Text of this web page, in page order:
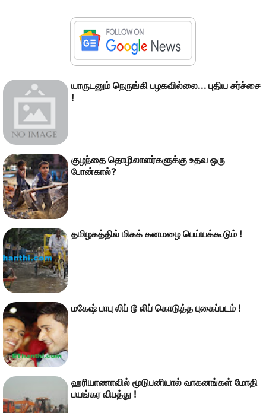
யாருடனும் நெருங்கி பழகவில்லை... புதிய சர்ச்சை
!
குழந்தை தொழிலாளர்களுக்கு உதவ ஒரு
போன்கால்?
தமிழகத்தில் மிகக் கனமழை பெய்யக்கூடும் !
மகேஷ் பாபு லிப் டூ லிப் கொடுத்த புகைப்படம் !
ஹரியாணாவில் மூடுபனியால் வாகனங்கள் மோதி
பயங்கர விபத்து !